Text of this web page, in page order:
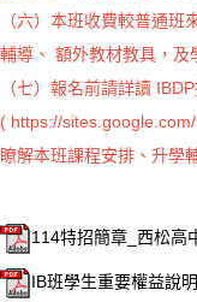
（六）本班收費較普通
輔導、 額外教材教具，及
（七）報名前請詳讀
( https://
瞭解本班課程安排、升學
114特招簡章_西松高
IB班學生重要權益說